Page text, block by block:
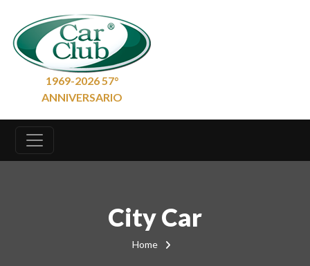
1969-2026 57°
ANNIVERSARIO
City Car
Home